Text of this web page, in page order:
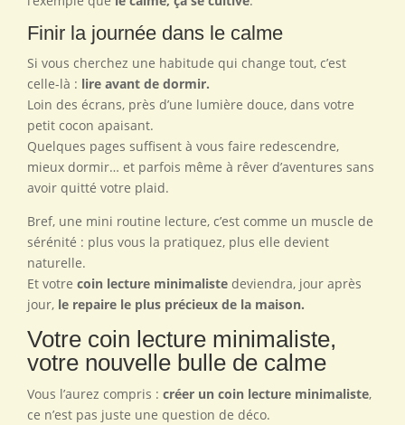
Finir la journée dans le calme
Si vous cherchez une habitude qui change tout, c’est
celle-là : lire avant de dormir.
Loin des écrans, près d’une lumière douce, dans votre
petit cocon apaisant.
Quelques pages suffisent à vous faire redescendre,
mieux dormir… et parfois même à rêver d’aventures sans
avoir quitté votre plaid.
Bref, une mini routine lecture, c’est comme un muscle de
sérénité : plus vous la pratiquez, plus elle devient
naturelle.
Et votre coin lecture minimaliste deviendra, jour après
jour, le repaire le plus précieux de la maison.
Votre coin lecture minimaliste,
votre nouvelle bulle de calme
Vous l’aurez compris : créer un coin lecture minimaliste,
ce n’est pas juste une question de déco.